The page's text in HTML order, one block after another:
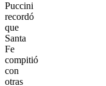
Puccini
recordó
que
Santa
Fe
compitió
con
otras